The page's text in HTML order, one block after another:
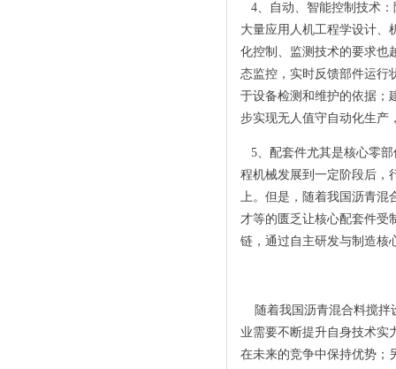
4、自动、智能控制技术
大量应用人机工程学设计、
化控制、监测技术的要求也
态监控，实时反馈部件运行
于设备检测和维护的依据；
步实现无人值守自动化生产
5、配套件尤其是核心零
程机械发展到一定阶段后，
上。但是，随着我国沥青混
才等的匮乏让核心配套件受
链，通过自主研发与制造核
随着我国沥青混合料搅拌
业需要不断提升自身技术实
在未来的竞争中保持优势；